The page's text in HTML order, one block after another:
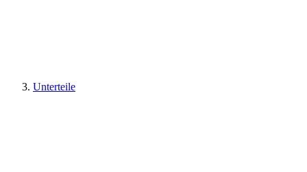
Unterteile